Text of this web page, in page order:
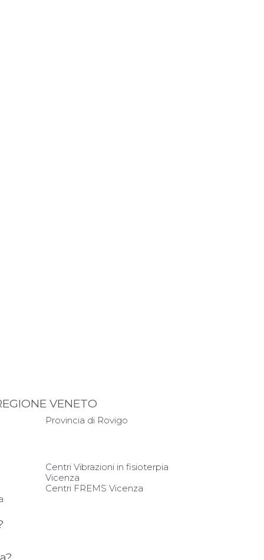
VENETO
Provincia di Rovigo
Centri Vibrazioni in fisioterpia
Vicenza
Centri FREMS Vicenza